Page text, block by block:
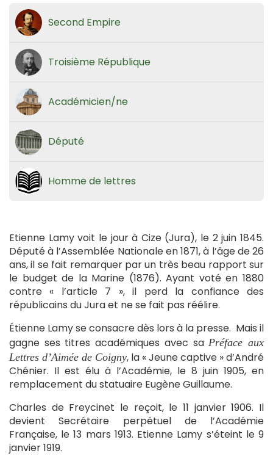
Second Empire
Troisième République
Académicien/ne
Député
Homme de lettres
Etienne Lamy voit le jour à Cize (Jura), le 2 juin 1845.
Député à l’Assemblée Nationale en 1871, à l’âge de 26
ans, il se fait remarquer par un très beau rapport sur
le budget de la Marine (1876). Ayant voté en 1880
contre « l’article 7 », il perd la confiance des
républicains du Jura et ne se fait pas réélire.
Étienne Lamy se consacre dès lors à la presse. Mais il
gagne ses titres académiques avec saPréface aux
Lettres d’Aimée de Coigny, la « Jeune captive » d’André
Chénier. Il est élu à l’Académie, le 8 juin 1905, en
remplacement du statuaire Eugène Guillaume.
Charles de Freycinet le reçoit, le 11 janvier 1906. Il
devient Secrétaire perpétuel de l’Académie
Française, le 13 mars 1913. Etienne Lamy s’éteint le 9
janvier 1919.